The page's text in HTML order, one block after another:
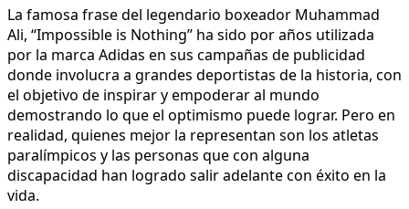
La famosa frase del legendario boxeador Muhammad
Ali, “Impossible is Nothing” ha sido por años utilizada
por la marca Adidas en sus campañas de publicidad
donde involucra a grandes deportistas de la historia, con
el objetivo de inspirar y empoderar al mundo
demostrando lo que el optimismo puede lograr. Pero en
realidad, quienes mejor la representan son los atletas
paralímpicos y las personas que con alguna
discapacidad han logrado salir adelante con éxito en la
vida.